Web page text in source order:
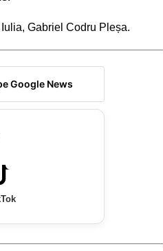
Gabriel Codru Pleșa.
Google News